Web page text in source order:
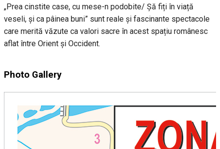
„Prea cinstite case, cu mese-n podobite/ Șă fiți în viață
veseli, și ca pâinea buni” sunt reale și fascinante spectacole
care merită văzute ca valori sacre în acest spațiu românesc
aflat între Orient și Occident.
Photo Gallery